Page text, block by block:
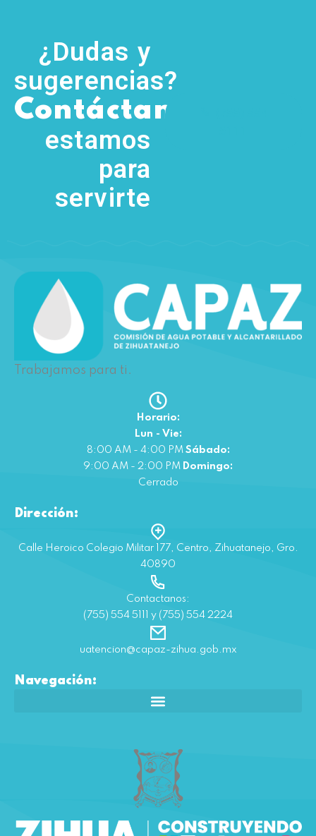
¿Dudas y
sugerencias?
Contáctanos
estamos
para
servirte
Trabajamos para ti.
Horario:
Lun - Vie:
8:00 AM - 4:00 PM Sábado:
9:00 AM - 2:00 PM Domingo:
Cerrado
Dirección:
Calle Heroico Colegio Militar 177, Centro, Zihuatanejo, Gro.
40890
Contactanos:
(755) 554 5111 y (755) 554 2224
uatencion@capaz-zihua.gob.mx
Navegación: